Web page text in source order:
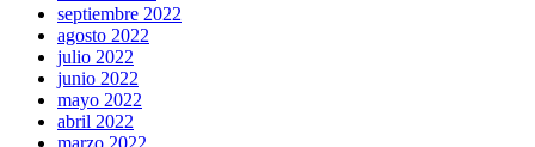
septiembre 2022
agosto 2022
julio 2022
junio 2022
mayo 2022
abril 2022